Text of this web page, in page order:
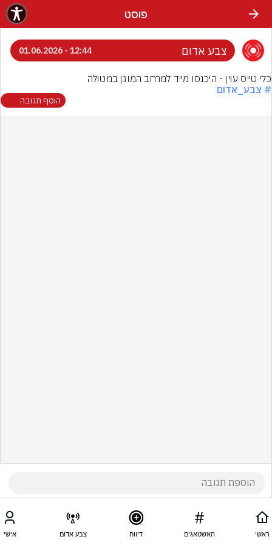
פוסט
צבע אדום 12:44 - 01.06.2026
כלי טייס עוין - היכנסו מייד למרחב המוגן במטולה
# צבע_אדום
הוסף תגובה
ראשי האשטאגים דיווח צבע אדום אישי